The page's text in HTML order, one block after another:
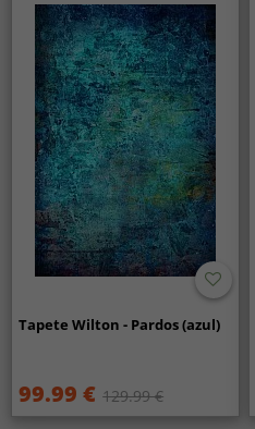
Tapete Wilton - Pardos (azul)
99.99 € 129.99 €